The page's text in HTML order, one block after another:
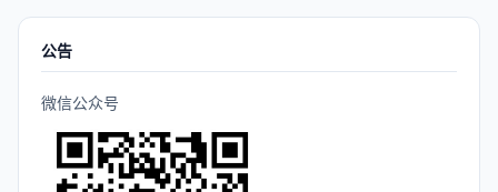
公告
微信公众号